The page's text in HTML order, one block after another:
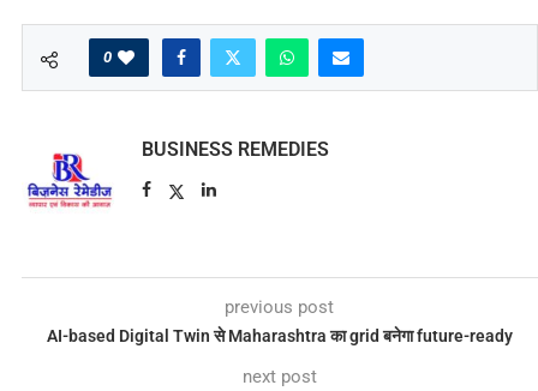
0
BUSINESS REMEDIES
previous post
AI-based Digital Twin से Maharashtra का grid बनेगा future-ready
next post